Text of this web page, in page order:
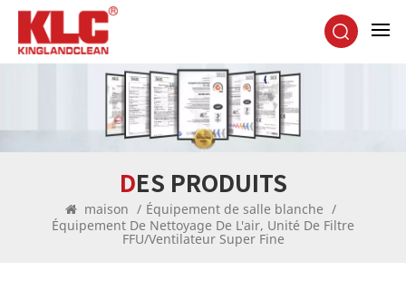
DES PRODUITS
maison / Équipement de salle blanche /
Équipement De Nettoyage De L'air, Unité De Filtre
FFU/ventilateur Super Fine